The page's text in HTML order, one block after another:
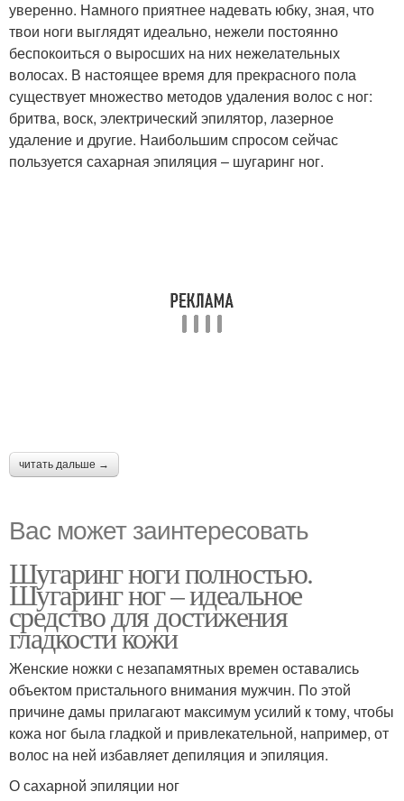
уверенно. Намного приятнее надевать юбку, зная, что
твои ноги выглядят идеально, нежели постоянно
беспокоиться о выросших на них нежелательных
волосах. В настоящее время для прекрасного пола
существует множество методов удаления волос с ног:
бритва, воск, электрический эпилятор, лазерное
удаление и другие. Наибольшим спросом сейчас
пользуется сахарная эпиляция – шугаринг ног.
читать дальше →
Вас может заинтересовать
Шугаринг ноги полностью.
Шугаринг ног – идеальное
средство для достижения
гладкости кожи
Женские ножки с незапамятных времен оставались
объектом пристального внимания мужчин. По этой
причине дамы прилагают максимум усилий к тому, чтобы
кожа ног была гладкой и привлекательной, например, от
волос на ней избавляет депиляция и эпиляция.
О сахарной эпиляции ног